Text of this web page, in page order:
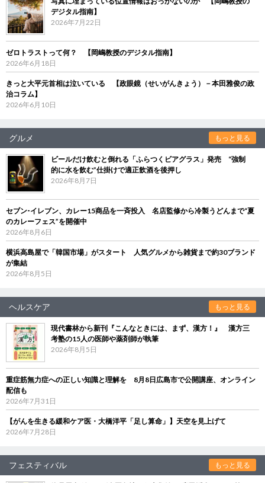
デジタル指南】
2026年7月22日
ゼロトラストって何？ 【岡嶋教授のデジタル指南】
2026年6月18日
きっと大平元首相は泣いている 【政眼鏡（せいがんきょう）－本田雅俊の政
治コラム】
2026年6月10日
グルメ もっと見る
ビールだけ飲むと倒れる「ふらつくビアグラス」発売 “強制
的に水を飲む”仕掛けで適正飲酒を後押し
2026年8月7日
セブン‐イレブン、カレー15商品を一斉投入 名店監修から冷製うどんまで“夏
のカレーフェス”を開催中
2026年8月6日
横浜高島屋で「韓国市場」がスタート 人気グルメから雑貨まで約30ブランド
が集結
2026年8月5日
ヘルスケア もっと見る
現代書林から新刊『こんなときには、まず、漢方！』 漢方三
考塾の15人の医師や薬剤師が執筆
2026年8月5日
重症筋無力症への正しい知識と理解を 8月8日広島市で公開講座、オンライン
配信も
2026年7月31日
【がんを生きる緩和ケア医・大橋洋平「足し算命」】天空を見上げて
2026年7月28日
フェスティバル もっと見る